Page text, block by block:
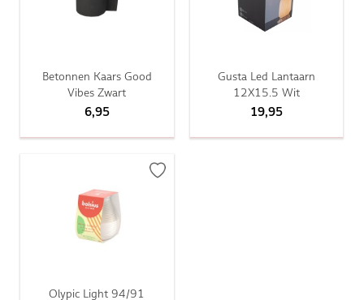
Betonnen Kaars Good
Vibes Zwart
6,95
Gusta Led Lantaarn
12X15.5 Wit
19,95
Olypic Light 94/91